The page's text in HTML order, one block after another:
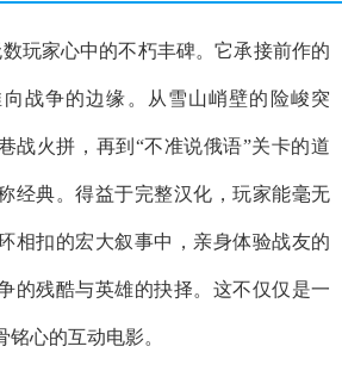
玩家心中的不朽丰碑。它承接前作的
战争的边缘。从雪山峭壁的险峻突
战火拼，再到“不准说俄语”关卡的道
经典。得益于完整汉化，玩家能毫无
相扣的宏大叙事中，亲身体验战友的
的残酷与英雄的抉择。这不仅仅是一
心的互动电影。